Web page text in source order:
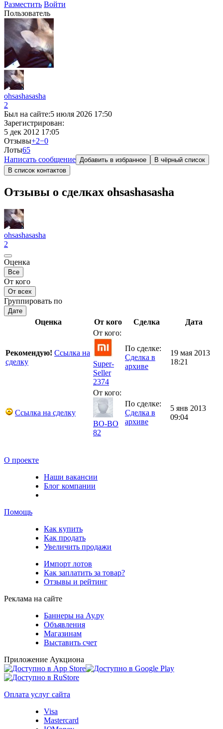
Разместить Войти
Пользователь
ohsashasasha
2
Был на сайте:5 июля 2026 17:50
Зарегистрирован:
5 дек 2012 17:05
Отзывы+2−0
Лоты65
Написать сообщение Добавить в избранное
В чёрный список
В список контактов
Отзывы о сделках ohsashasasha
ohsashasasha
2
Оценка
Все
От кого
От всех
Группировать по
Дате
Оценка От кого Сделка Дата
Рекомендую! Ссылка на
сделку
От кого:
Super-
Seller
2374
По сделке:
Сделка в
архиве
19 мая 2013
18:21
Ссылка на сделку
От кого:
BO-BO
82
По сделке:
Сделка в
архиве
5 янв 2013
09:04
О проекте
Наши вакансии
Блог компании
Помощь
Как купить
Как продать
Увеличить продажи
Импорт лотов
Как заплатить за товар?
Отзывы и рейтинг
Реклама на сайте
Баннеры на Ау.ру
Объявления
Магазинам
Выставить счет
Приложение Аукциона
Оплата услуг сайта
Visa
Mastercard